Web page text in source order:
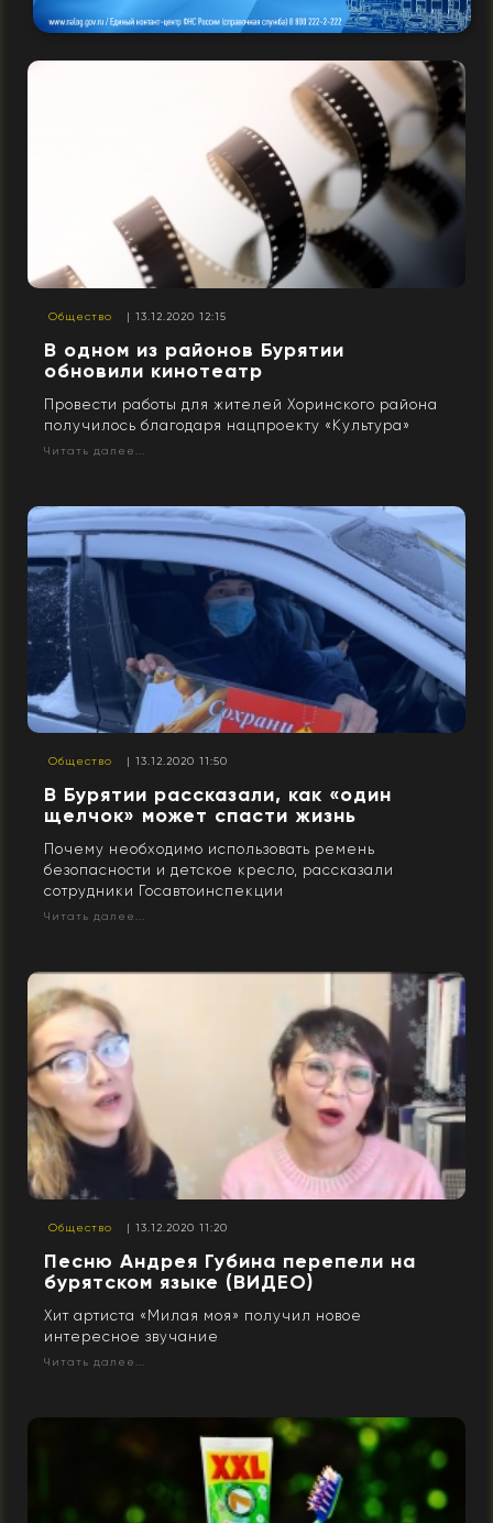
Общество | 13.12.2020 12:15
В одном из районов Бурятии
обновили кинотеатр
Провести работы для жителей Хоринского района
получилось благодаря нацпроекту «Культура»
Читать далее...
Общество | 13.12.2020 11:50
В Бурятии рассказали, как «один
щелчок» может спасти жизнь
Почему необходимо использовать ремень
безопасности и детское кресло, рассказали
сотрудники Госавтоинспекции
Читать далее...
Общество | 13.12.2020 11:20
Песню Андрея Губина перепели на
бурятском языке (ВИДЕО)
Хит артиста «Милая моя» получил новое
интересное звучание
Читать далее...